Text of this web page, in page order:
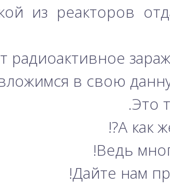
из реакторов
в свою
Это
А как
Ведь
Дайте нам